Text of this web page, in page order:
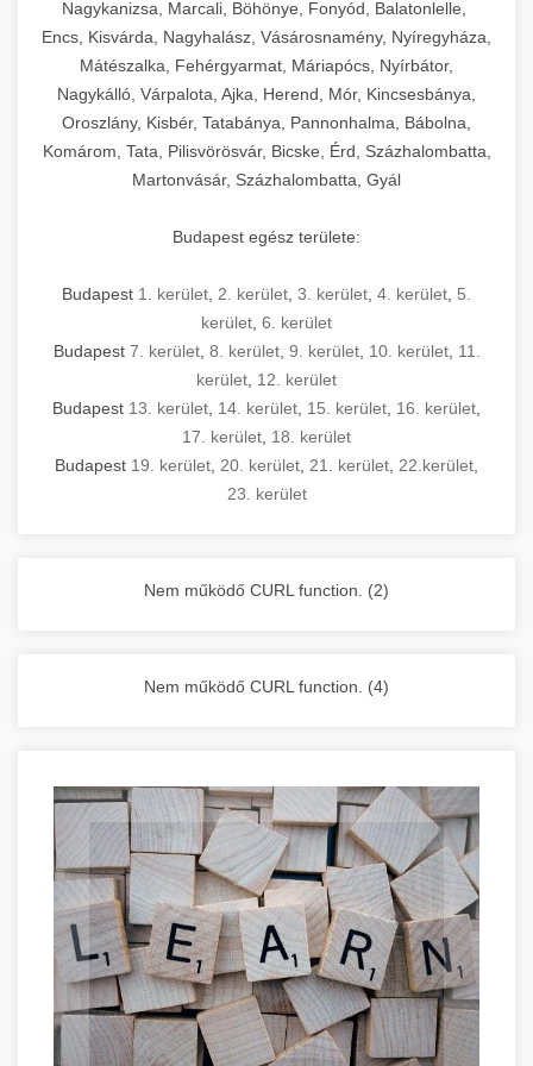
Ipari sütők és gőzpárolók katalógusa -
chef-iparikonyhagepek.hu
berendezések
használatot, miközben megfelel az összes
higiéniai előírásnak.
Ipari hűtőberendezések széles
választéka - chef-iparikonyhagepek.hu
kereskedelmi hűtőegység és hűtőkamra rendszerek
hőmérsékletet és vízminőséget figyelő
rendszerekkel, valamint energiatakarékos
technológiával rendelkeznek. A rozsdamentes
acél konstrukció és a könnyen hozzáférhető
karbantartási pontok biztosítják a hosszú
élettartamot és az egyszerű üzemeltetést.
Ipari mosogatógépek teljes kínálata -
kereskedelmi mosogatógép és tisztítóberendezések
tisztíthatók, szétszerelhetők és karbantarthatók,
megfelelnek az összes élelmiszer-biztonsági
előírásnak. Különböző teljesítményű modellek
állnak rendelkezésre asztali és állványos
kivitelben, az egyedi igények és a
feldolgozandó mennyiségek függvényében.
Biztonságos kezelést biztosító védőburkolatok
számára.
Sajtreszelő gépek szakmai választéka -
chef-iparikonyhagepek.hu
kereskedelmi sajtreszelő és aprítógépek
berendezést magában foglal, amely szükséges
egy modern, hatékonyan működő
kereskedelmi konyha komplett felszereléséhez
és működtetéséhez. Az alapvető
főzőberendezésektől (tűzhelyek, sütők,
grillsütők, frittőzök) kezdve a speciális
feldolgozógépeken (szeletelők, aprítók,
kiegészítő eszközökig mindent egy helyen
megtalál. Szakértő tanácsadóink segítenek a
megfelelő berendezések kiválasztásában, a
konyha optimális elrendezésének
megtervezésében, valamint a telepítés és az
üzembe helyezés koordinálásában. Hosszú távú
garancia, gyors szerviz és folyamatos műszaki
támogatás biztosítja az Ön nyugalmát és
Nagykonyhai berendezések komplett
Nagykanizsa, Marcali, Böhönye, Fonyód, Balatonlelle,
Encs, Kisvárda, Nagyhalász, Vásárosnamény, Nyíregyháza,
Mátészalka, Fehérgyarmat, Máriapócs, Nyírbátor,
Nagykálló, Várpalota, Ajka, Herend, Mór, Kincsesbánya,
Oroszlány, Kisbér, Tatabánya, Pannonhalma, Bábolna,
Komárom, Tata, Pilisvörösvár, Bicske, Érd, Százhalombatta,
Martonvásár, Százhalombatta, Gyál
Budapest egész területe:
Budapest 1. kerület 2. kerület 3. kerület 4. kerület 5.
kerület 6. kerület
Budapest 7. kerület, 8. kerület, 9. kerület, 10. kerület, 11.
kerület 12. kerület
Budapest 13. kerület 14. kerület 15. kerület 16. kerület
17. kerület 18. kerület
Budapest 19. kerület 20. kerület 21. kerület 22.kerület
23. kerület
Nem működő CURL function. (2)
Nem működő CURL function. (4)